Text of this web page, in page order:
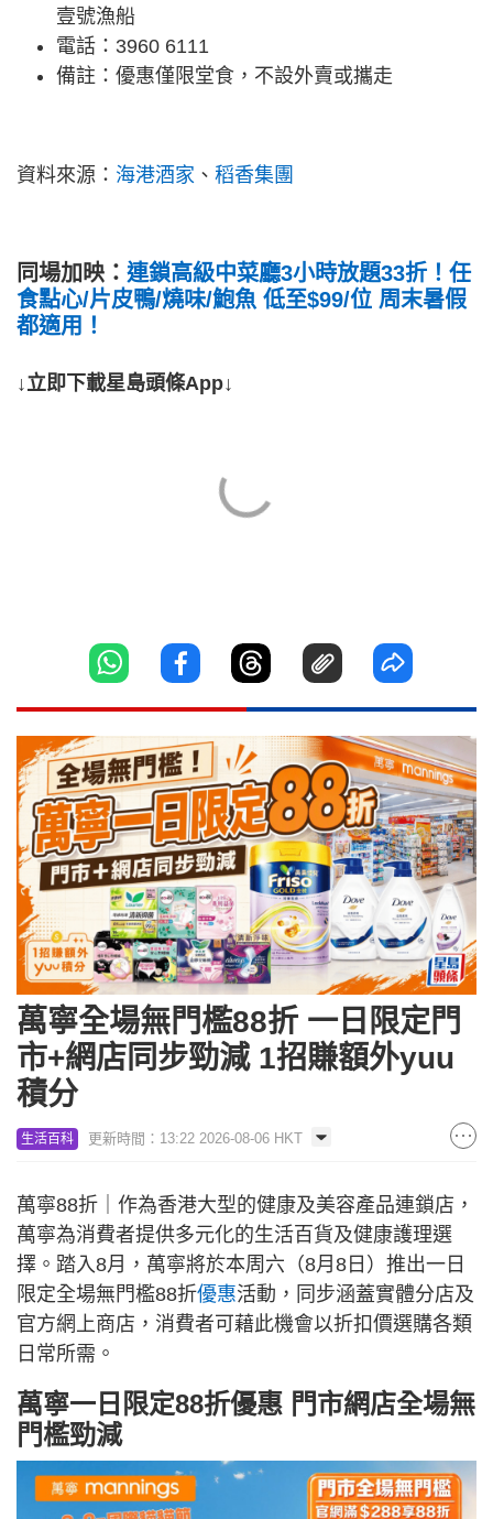
壹號漁船
電話：3960 6111
備註：優惠僅限堂食，不設外賣或攜走
資料來源： 海港酒家 、 稻香集團
同場加映： 連鎖高級中菜廳3小時放題33折！任
食點心/片皮鴨/燒味/鮑魚 低至$99/位 周末暑假
都適用！
↓立即下載星島頭條App↓
萬寧全場無門檻88折 一日限定門
市+網店同步勁減 1招賺額外yuu
積分
生活百科 更新時間：13:22 2026-08-06 HKT
萬寧88折｜作為香港大型的健康及美容產品連鎖店，
萬寧為消費者提供多元化的生活百貨及健康護理選
擇。踏入8月，萬寧將於本周六（8月8日）推出一日
限定全場無門檻88折優惠活動，同步涵蓋實體分店及
官方網上商店，消費者可藉此機會以折扣價選購各類
日常所需。
萬寧一日限定88折優惠 門市網店全場無
門檻勁減